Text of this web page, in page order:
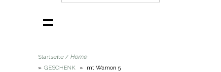
Startseite / Home
» GESCHENK »
mt Wamon 5